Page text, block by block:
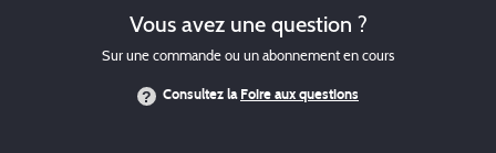
Vous avez une question ?
Sur une commande ou un abonnement en cours
Consultez laFoire aux questions